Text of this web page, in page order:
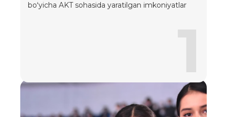
boʻyicha AKT sohasida yaratilgan imkoniyatlar